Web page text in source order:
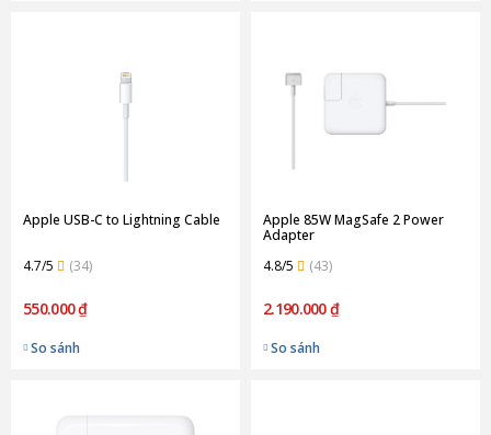
Apple USB-C to Lightning Cable
4.7/5 (34)
550.000 ₫
So sánh
Apple 85W MagSafe 2 Power
Adapter
4.8/5
(43)
2.190.000 ₫
So sánh